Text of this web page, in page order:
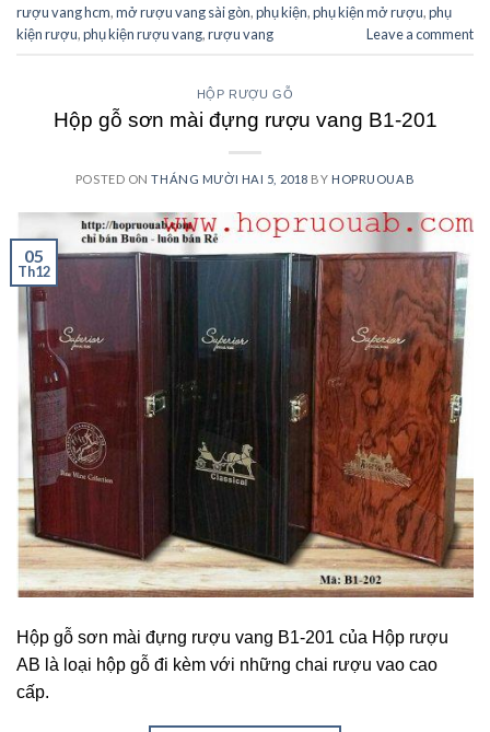
rượu vang hcm,mở rượu vang sài gòn,phụ kiện,phụ kiện mở rượu,phụ
kiện rượu,phụ kiện rượu vang,rượu vang Leave a comment
HỘP RƯỢU GỖ
Hộp gỗ sơn mài đựng rượu vang B1-201
POSTED ONTHÁNG MƯỜI HAI 5, 2018 BY HOPRUOUAB
05
Th12
Hộp gỗ sơn mài đựng rượu vang B1-201 của Hộp rượu
AB là loại hộp gỗ đi kèm với những chai rượu vao cao
cấp.